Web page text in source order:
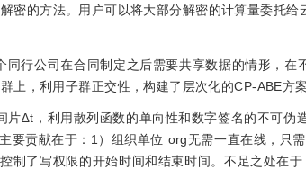
密的方法。用户可以将大部分解密的计算量委托给
同行公司在合同制定之后需要共享数据的情形，
上，利用子群正交性，构建了层次化的CP-ABE方
片∆t，利用散列函数的单向性和数字签名的不可
要贡献在于：1）组织单位 org无需一直在线，只
制了写权限的开始时间和结束时间。不足之处在